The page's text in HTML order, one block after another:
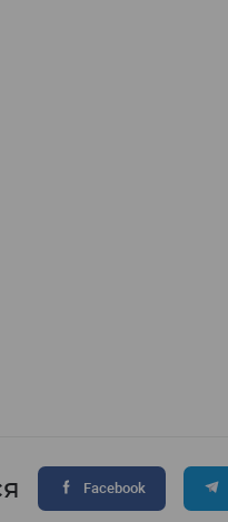
Facebook